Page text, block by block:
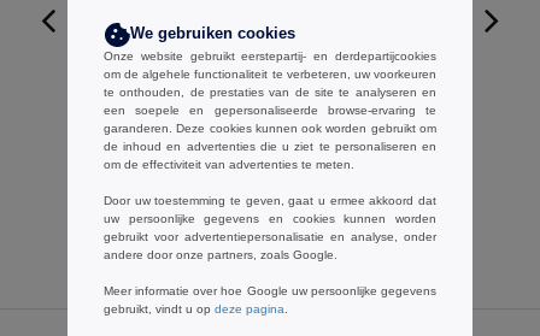
W1
AWDIS JUST HOODS JH053 -
Varsity zoodie
€23.02 -27%
We gebruiken cookies
Onze website gebruikt eerstepartij- en derdepartijcookies
om de algehele functionaliteit te verbeteren, uw voorkeuren
te onthouden, de prestaties van de site te analyseren en
een soepele en gepersonaliseerde browse-ervaring te
garanderen. Deze cookies kunnen ook worden gebruikt om
de inhoud en advertenties die u ziet te personaliseren en
om de effectiviteit van advertenties te meten.
Door uw toestemming te geven, gaat u ermee akkoord dat
uw persoonlijke gegevens en cookies kunnen worden
gebruikt voor advertentiepersonalisatie en analyse, onder
andere door onze partners, zoals Google.
Meer informatie over hoe Google uw persoonlijke gegevens
gebruikt, vindt u op deze pagina